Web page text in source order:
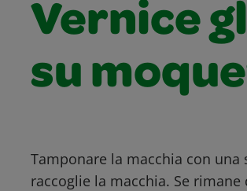
Vernice
su
Tamponare la macchia con
raccoglie la macchia. Se